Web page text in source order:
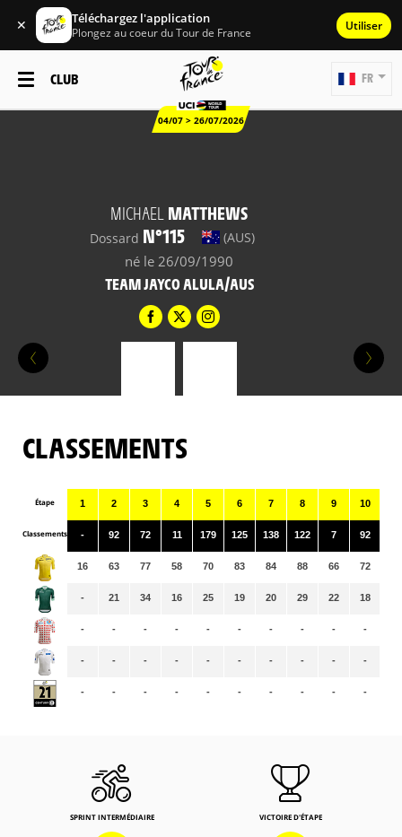
✕ Téléchargez l'application
Plongez au coeur du Tour de France Utiliser
CLUB
04/07 > 26/07/2026
FR
MICHAEL MATTHEWS
Dossard N°115 (AUS)
né le 26/09/1990
TEAM JAYCO ALULA/AUS
CLASSEMENTS
Étape
Classements
1
-
16
-
-
-
-
2
92
63
21
-
-
-
3
72
77
34
-
-
-
4
11
58
16
-
-
-
5
179
70
25
-
-
-
6
125
83
19
-
-
-
7
138
84
20
-
-
-
8
122
88
29
-
-
-
9
7
66
22
-
-
-
10
92
72
18
-
-
-
SPRINT INTERMÉDIAIRE VICTOIRE D'ÉTAPE